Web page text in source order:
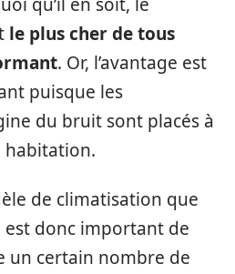
le plus cher de tous
. Or, l’avantage est
puisque les
du bruit sont placés à
habitation.
de climatisation que
est donc important de
un certain nombre de